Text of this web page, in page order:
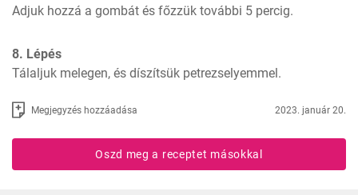
Adjuk hozzá a gombát és főzzük további 5 percig.
8. Lépés
Tálaljuk melegen, és díszítsük petrezselyemmel.
Megjegyzés hozzáadása 2023. január 20.
Oszd meg a receptet másokkal